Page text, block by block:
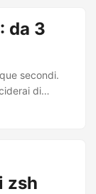
da 3
secondi.
di
Durante una
timed out.
ha
zsh